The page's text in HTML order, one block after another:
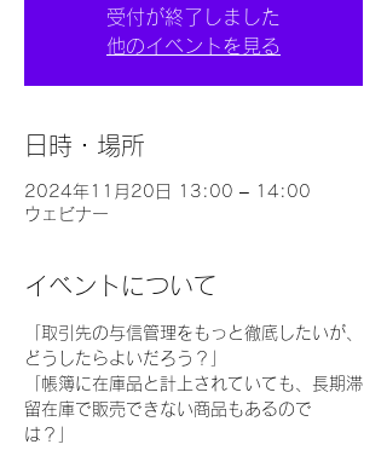
受付が終了しました
他のイベントを見る
日時・場所
2024年11月20日 13:00 – 14:00
ウェビナー
イベントについて
「取引先の与信管理をもっと徹底したいが、
どうしたらよいだろう？」
「帳簿に在庫品と計上されていても、長期滞
留在庫で販売できない商品もあるので
は？」